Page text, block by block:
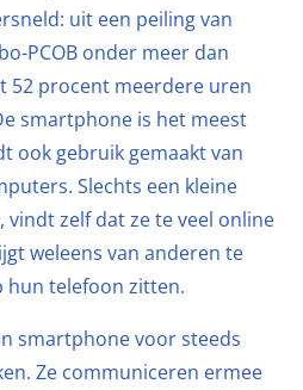
uit een peiling van
PCOB onder meer dan
52 procent meerdere uren
smartphone is het meest
ook gebruik gemaakt van
Slechts een kleine
vindt zelf dat ze te veel online
weleens van anderen te
hun telefoon zitten.
smartphone voor steeds
Ze communiceren ermee